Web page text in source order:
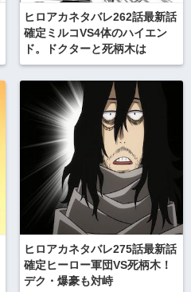
ヒロアカネタバレ262話最新話
確定ミルコVS4体のハイエン
ド。ドクターと死柄木は
ヒロアカネタバレ275話最新話
確定ヒーロー軍団VS死柄木！
デク・爆豪も対峙